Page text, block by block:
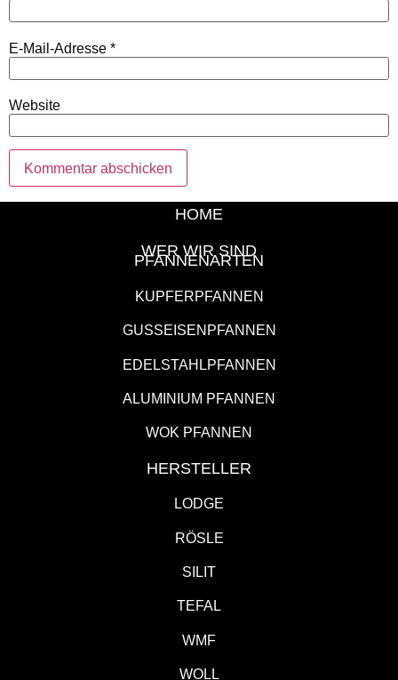
E-Mail-Adresse *
Website
HOME
WER WIR SIND
PFANNENARTEN
KUPFERPFANNEN
GUSSEISENPFANNEN
EDELSTAHLPFANNEN
ALUMINIUM PFANNEN
WOK PFANNEN
HERSTELLER
LODGE
RÖSLE
SILIT
TEFAL
WMF
WOLL